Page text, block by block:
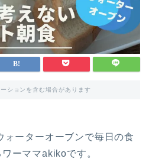
ションを含む場合があります
ォーターオーブンで毎日の食
ーママakikoです。